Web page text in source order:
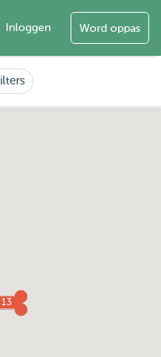
Inloggen Word oppas